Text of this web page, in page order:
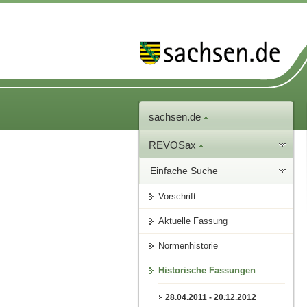
sachsen.de
REVOSax
Einfache Suche
Vorschrift
Aktuelle Fassung
Normenhistorie
Historische Fassungen
28.04.2011 - 20.12.2012